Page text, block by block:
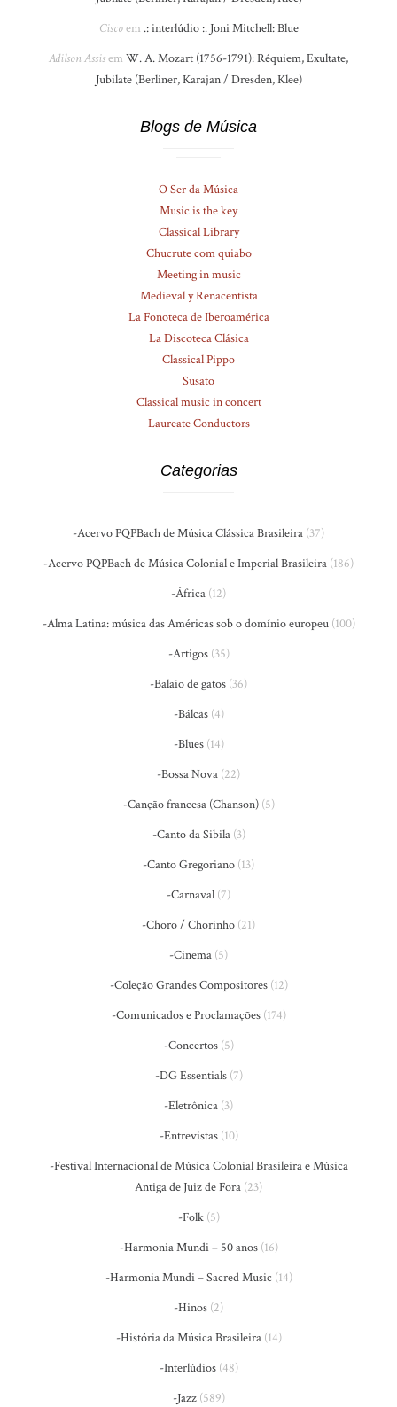
Ciscoem .: interlúdio :. Joni Mitchell: Blue
Adilson Assisem W. A. Mozart (1756-1791): Réquiem, Exultate,
Jubilate (Berliner, Karajan / Dresden, Klee)
Blogs de Música
O Ser da Música
Music is the key
Classical Library
Chucrute com quiabo
Meeting in music
Medieval y Renacentista
La Fonoteca de Iberoamérica
La Discoteca Clásica
Classical Pippo
Susato
Classical music in concert
Laureate Conductors
Categorias
-Acervo PQPBach de Música Clássica Brasileira (37)
-Acervo PQPBach de Música Colonial e Imperial Brasileira (186)
-África (12)
-Alma Latina: música das Américas sob o domínio europeu(100)
-Artigos(35)
-Balaio de gatos (36)
-Bálcãs(4)
-Blues(14)
-Bossa Nova (22)
-Canção francesa (Chanson)(5)
-Canto da Sibila(3)
-Canto Gregoriano (13)
-Carnaval (7)
-Choro / Chorinho (21)
-Cinema (5)
-Coleção Grandes Compositores(12)
-Comunicados e Proclamações(174)
-Concertos(5)
-DG Essentials(7)
-Eletrônica (3)
-Entrevistas(10)
-Festival Internacional de Música Colonial Brasileira e Música
Antiga de Juiz de Fora (23)
-Folk(5)
-Harmonia Mundi – 50 anos(16)
-Harmonia Mundi – Sacred Music (14)
-Hinos (2)
-História da Música Brasileira(14)
-Interlúdios(48)
-Jazz(589)